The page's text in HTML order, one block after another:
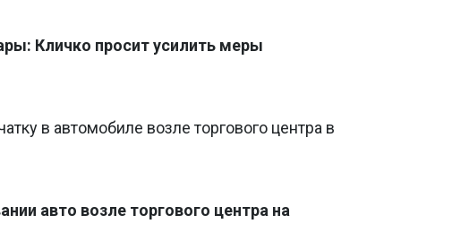
Кличко просит усилить меры
в автомобиле возле торгового центра в
авто возле торгового центра на